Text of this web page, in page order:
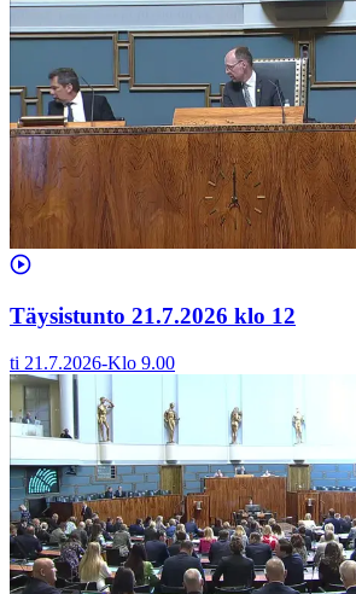
Täysistunto 21.7.2026 klo 12
ti 21.7.2026-Klo 9.00